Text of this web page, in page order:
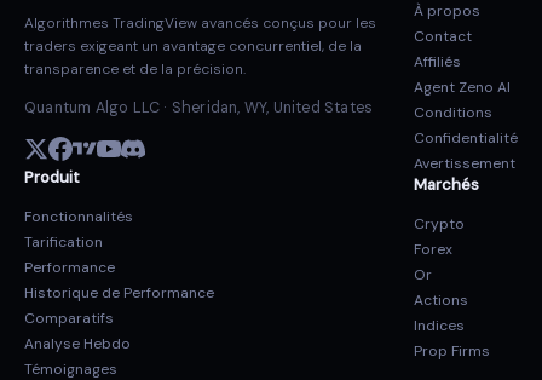
Algorithmes TradingView avancés conçus pour les
traders exigeant un avantage concurrentiel, de la
transparence et de la précision.
Quantum Algo LLC · Sheridan, WY, United States
Produit
Fonctionnalités
Tarification
Performance
Historique de Performance
Comparatifs
Analyse Hebdo
Témoignages
À propos
Contact
Affiliés
Agent Zeno AI
Conditions
Confidentialité
Avertissement
Marchés
Crypto
Forex
Or
Actions
Indices
Prop Firms